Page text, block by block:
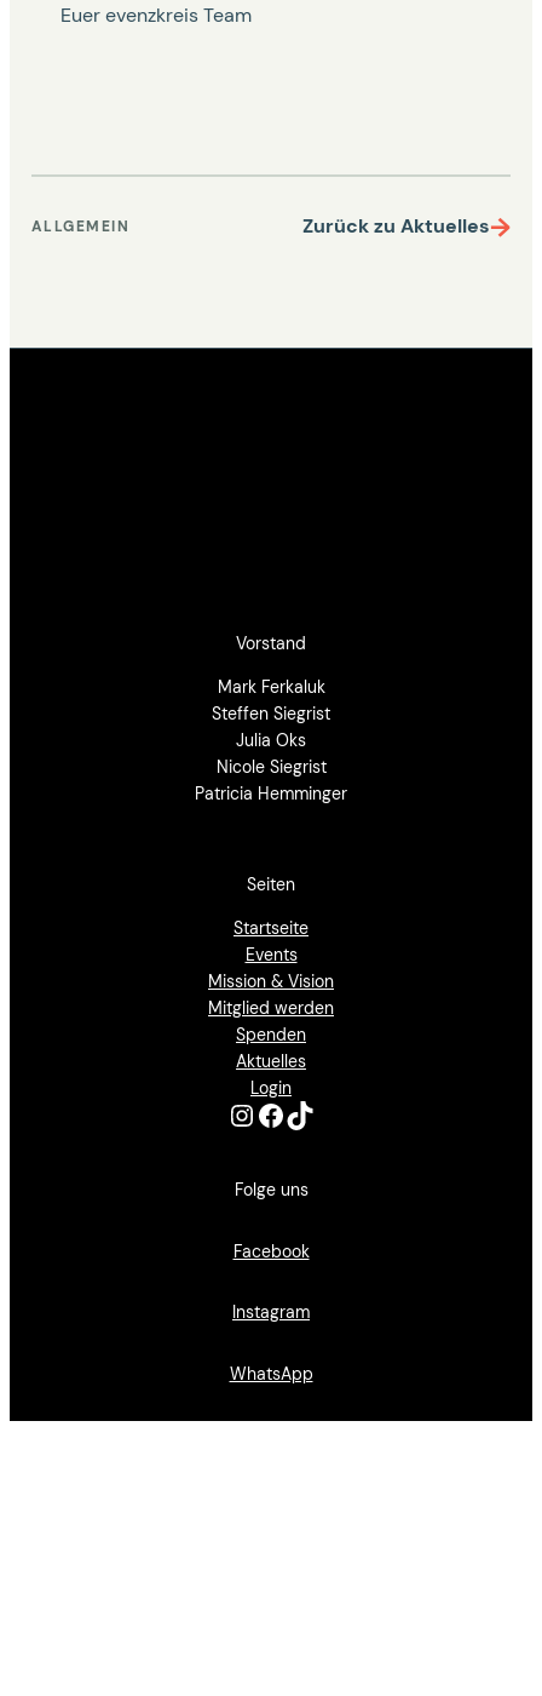
Euer evenzkreis Team
ALLGEMEIN Zurück zu Aktuelles→
Vorstand
Mark Ferkaluk
Steffen Siegrist
Julia Oks
Nicole Siegrist
Patricia Hemminger
Seiten
Startseite
Events
Mission & Vision
Mitglied werden
Spenden
Aktuelles
Login
Instagram
Facebook
TikTok
Folge uns
Facebook
Instagram
WhatsApp